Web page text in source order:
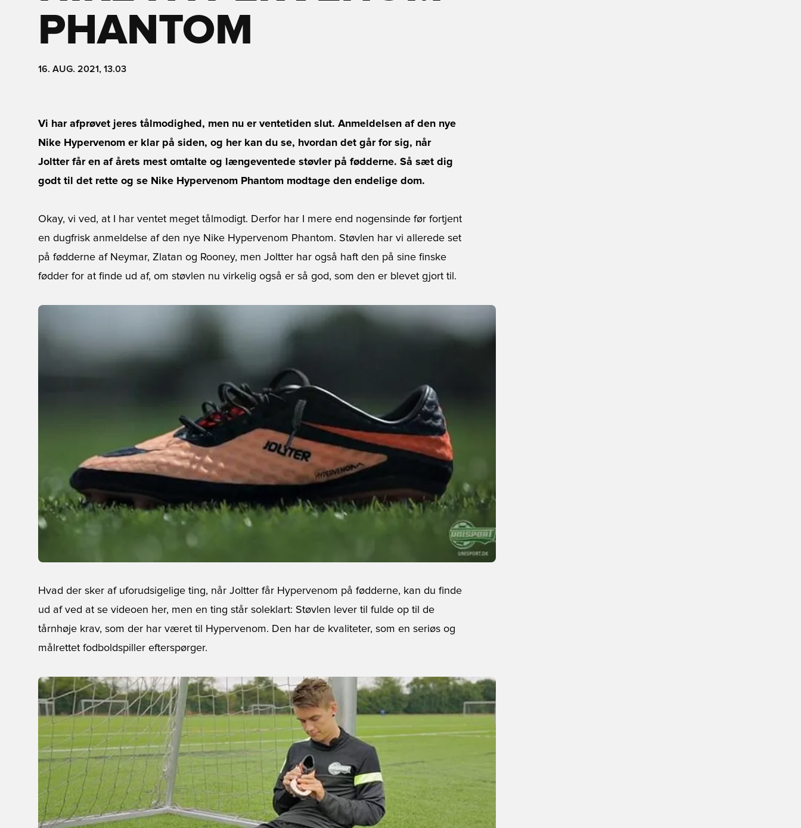
PHANTOM
16. AUG. 2021, 13.03
Vi har afprøvet jeres tålmodighed, men nu er ventetiden slut. Anmeldelsen af den nye
Nike Hypervenom er klar på siden, og her kan du se, hvordan det går for sig, når
Joltter får en af årets mest omtalte og længeventede støvler på fødderne. Så sæt dig
godt til det rette og se Nike Hypervenom Phantom modtage den endelige dom.
Okay, vi ved, at I har ventet meget tålmodigt. Derfor har I mere end nogensinde før fortjent
en dugfrisk anmeldelse af den nye Nike Hypervenom Phantom. Støvlen har vi allerede set
på fødderne af Neymar, Zlatan og Rooney, men Joltter har også haft den på sine finske
fødder for at finde ud af, om støvlen nu virkelig også er så god, som den er blevet gjort til.
Hvad der sker af uforudsigelige ting, når Joltter får Hypervenom på fødderne, kan du finde
ud af ved at se videoen her, men en ting står soleklart: Støvlen lever til fulde op til de
tårnhøje krav, som der har været til Hypervenom. Den har de kvaliteter, som en seriøs og
målrettet fodboldspiller efterspørger.